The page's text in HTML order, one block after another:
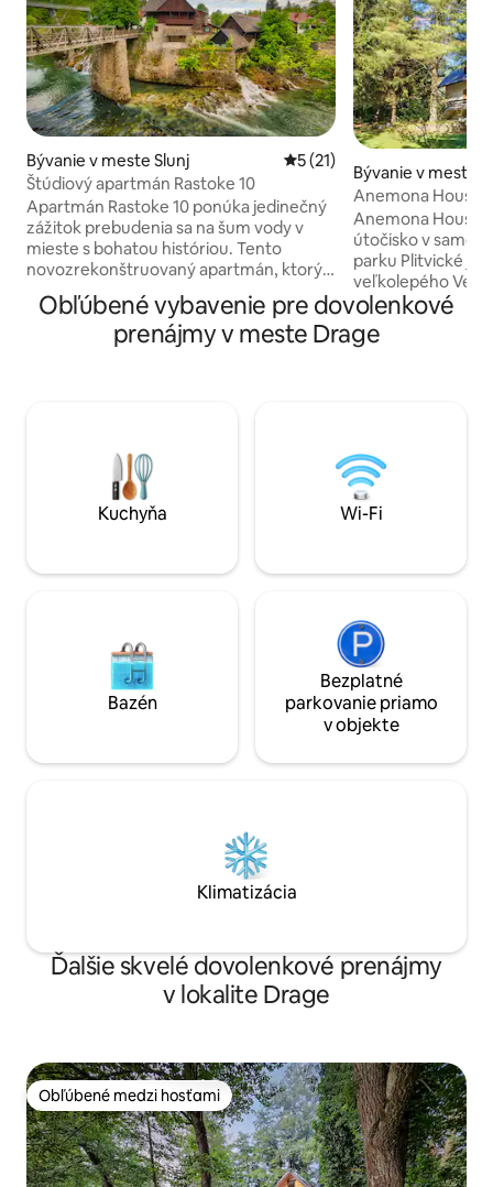
Bývanie v meste Slunj Priemerné ohodnotenie 5
5 (21)
Štúdiový apartmán Rastoke 10
Apartmán Rastoke 10 ponúka jedinečný
zážitok prebudenia sa na šum vody v
mieste s bohatou históriou. Tento
novozrekonštruovaný apartmán, ktorý
bol kedysi domovom veľkej mlynárskej
rodiny a miestom stretnutí miestnych
obyvateľov a cestovateľov, je zmesou
tradície a sofistikovanosti. Či už si
ubytovaním pre vašu dovolenku.
Apartmán sa nachádza na prvom
poschodí domu a je prístupný len
Bývanie v meste
o
Anemona House
vodopádu
Anemona House
útočisko v
parku Plitvické
veľkolepého
najvyššieho v
prírodou a
únik v jednom z
najpokojnejších
dokážete
Obľúbené vybavenie pre dovolenkové
prenájmy v meste Drage
Kuchyňa Wi-Fi
Bazén
Bezplatné
parkovanie priamo
v objekte
Klimatizácia
Ďalšie skvelé dovolenkové prenájmy
v lokalite Drage
Obľúbené medzi hosťami
Obľúbené medzi hosťami